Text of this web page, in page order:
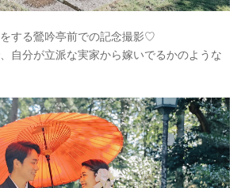
する鶯吟亭前での記念撮影♡
自分が立派な実家から嫁いでるかのような